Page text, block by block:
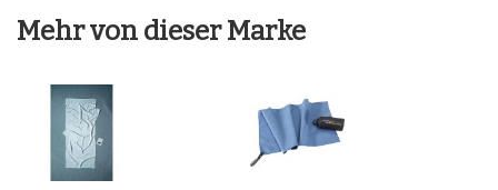
Mehr von dieser Marke